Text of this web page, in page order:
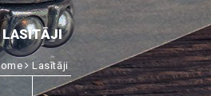
LASĪTĀJI
Lasītāji